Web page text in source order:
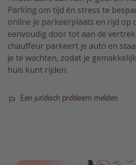
Parking om tijd én stress te
online je parkeerplaats en rijd op
eenvoudig door tot aan de
chauffeur parkeert je auto en
je te wachten, zodat je
huis kunt rijden.
Een juridisch probleem melden